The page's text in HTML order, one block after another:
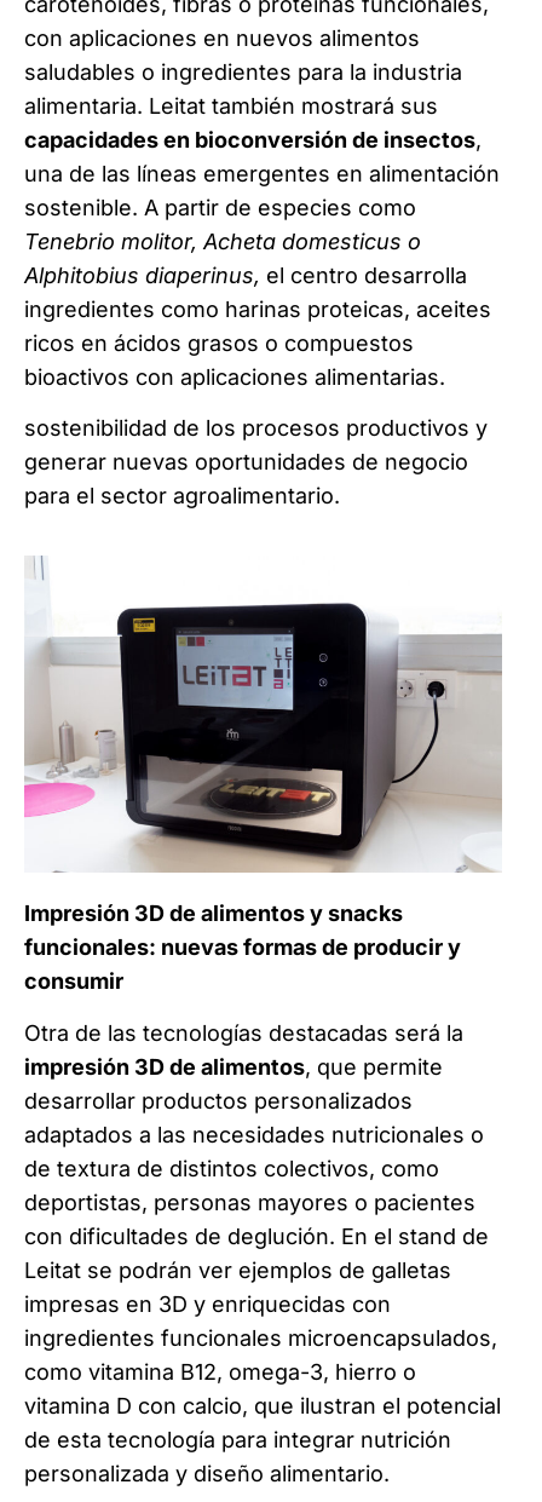
con aplicaciones en nuevos alimentos
saludables o ingredientes para la industria
alimentaria. Leitat también mostrará sus
capacidades en bioconversión de insectos,
una de las líneas emergentes en alimentación
sostenible. A partir de especies como
Tenebrio molitor, Acheta domesticus o
Alphitobius diaperinus, el centro desarrolla
ingredientes como harinas proteicas, aceites
ricos en ácidos grasos o compuestos
bioactivos con aplicaciones alimentarias.
sostenibilidad de los procesos productivos y
generar nuevas oportunidades de negocio
para el sector agroalimentario.
Impresión 3D de alimentos y snacks
funcionales: nuevas formas de producir y
consumir
Otra de las tecnologías destacadas será la
impresión 3D de alimentos, que permite
desarrollar productos personalizados
adaptados a las necesidades nutricionales o
de textura de distintos colectivos, como
deportistas, personas mayores o pacientes
con dificultades de deglución. En el stand de
Leitat se podrán ver ejemplos de galletas
impresas en 3D y enriquecidas con
ingredientes funcionales microencapsulados,
como vitamina B12, omega-3, hierro o
vitamina D con calcio, que ilustran el potencial
de esta tecnología para integrar nutrición
personalizada y diseño alimentario.